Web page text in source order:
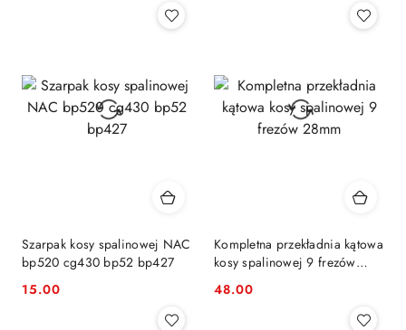
Szarpak kosy spalinowej NAC
bp520 cg430 bp52 bp427
Cena:
15.00
Kompletna przekładnia kątowa
kosy spalinowej 9 frezów
Cena:
48.00